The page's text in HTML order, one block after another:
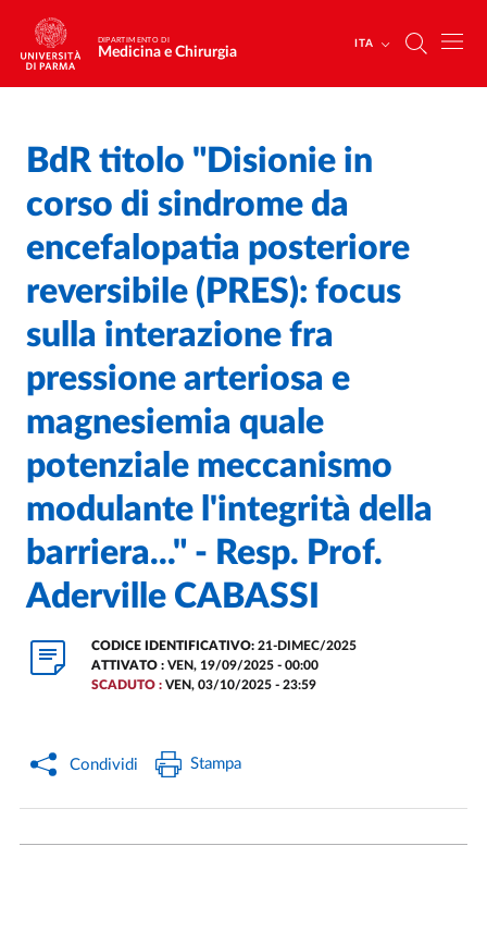
Salta al contenuto principale
Skip to footer
DIPARTIMENTO DI
Medicina e Chirurgia
ITA
Home /
BdR titolo "Disionie in
corso di sindrome da
encefalopatia posteriore
reversibile (PRES): focus
sulla interazione fra
pressione arteriosa e
magnesiemia quale
potenziale meccanismo
modulante l'integrità della
barriera..." - Resp. Prof.
Aderville CABASSI
CODICE IDENTIFICATIVO: 21-DIMEC/2025
ATTIVATO : VEN, 19/09/2025 - 00:00
SCADUTO : VEN, 03/10/2025 - 23:59
Condividi Stampa